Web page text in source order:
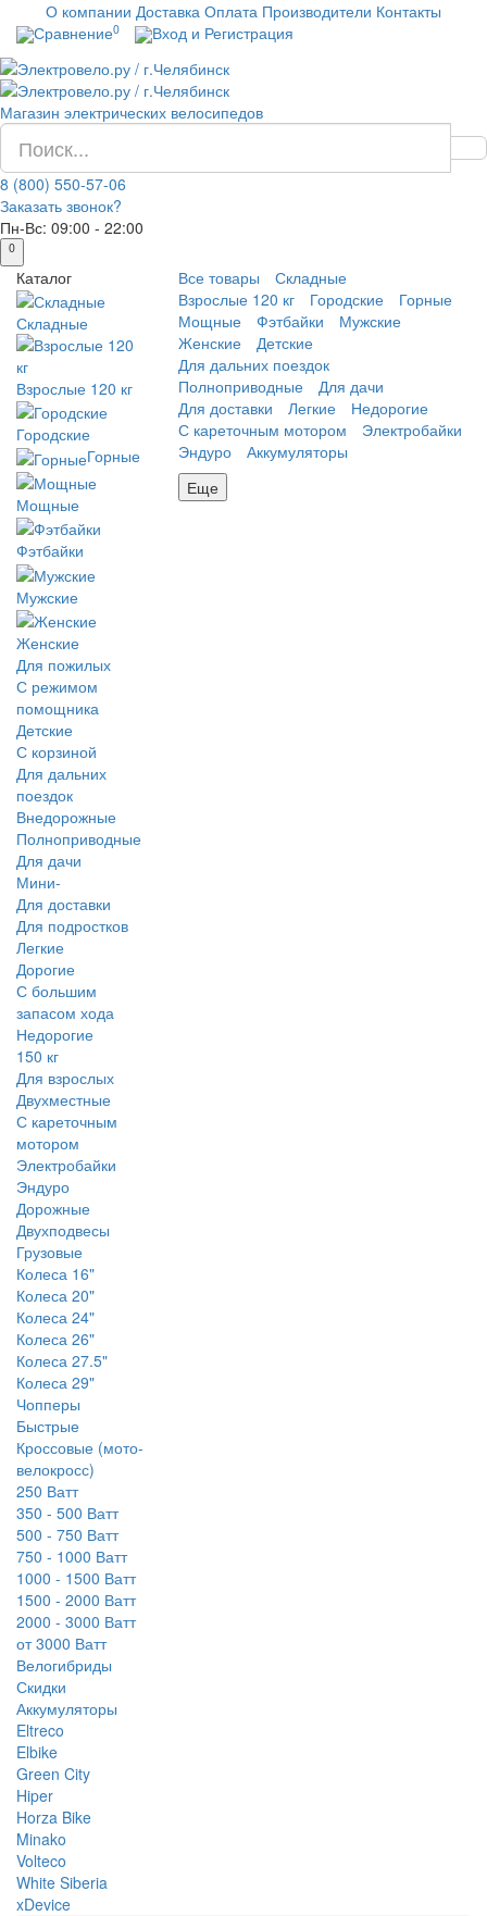
О компании Доставка Оплата Производители Контакты
Сравнение0 Вход и Регистрация
Магазин электрических велосипедов
8 (800) 550-57-06
Заказать звонок?
Пн-Вс: 09:00 - 22:00
0
Каталог
Складные
Взрослые 120 кг
Городские
Горные
Мощные
Фэтбайки
Мужские
Женские
Для пожилых
С режимом
помощника
Детские
С корзиной
Для дальних
поездок
Внедорожные
Полноприводные
Для дачи
Мини-
Для доставки
Для подростков
Легкие
Дорогие
С большим
запасом хода
Недорогие
150 кг
Для взрослых
Двухместные
С кареточным
мотором
Электробайки
Эндуро
Дорожные
Двухподвесы
Грузовые
Колеса 16"
Колеса 20"
Колеса 24"
Колеса 26"
Колеса 27.5"
Колеса 29"
Чопперы
Быстрые
Кроссовые (мото-
велокросс)
250 Ватт
350 - 500 Ватт
500 - 750 Ватт
750 - 1000 Ватт
1000 - 1500 Ватт
1500 - 2000 Ватт
2000 - 3000 Ватт
от 3000 Ватт
Велогибриды
Скидки
Аккумуляторы
Eltreco
Elbike
Green City
Hiper
Horza Bike
Minako
Volteco
White Siberia
xDevice
Все товары
Складные
Взрослые 120 кг
Городские
Горные
Мощные
Фэтбайки
Мужские
Женские
Детские
Для дальних поездок
Полноприводные
Для дачи
Для доставки
Легкие
Недорогие
С кареточным мотором
Электробайки
Эндуро
Аккумуляторы
Еще